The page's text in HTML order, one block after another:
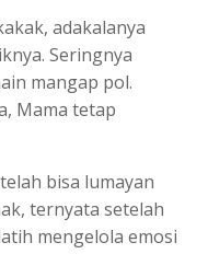
adakalanya
Seringnya
mangap pol.
Mama tetap
bisa lumayan
ternyata setelah
mengelola emosi